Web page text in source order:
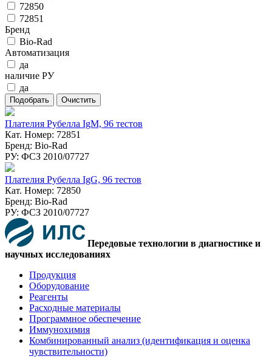
72850
72851
Бренд
Bio-Rad
Автоматизация
да
наличие РУ
да
Плателия Рубелла IgM, 96 тестов
Кат. Номер: 72851
Бренд: Bio-Rad
РУ: ФСЗ 2010/07727
Плателия Рубелла IgG, 96 тестов
Кат. Номер: 72850
Бренд: Bio-Rad
РУ: ФСЗ 2010/07727
Передовые технологии в диагностике и
научных исследованиях
Продукция
Оборудование
Реагенты
Расходные материалы
Программное обеспечение
Иммунохимия
Комбинированный анализ (идентификация и оценка
чувствительности)